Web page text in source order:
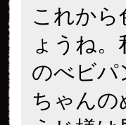
これか
ょうね
のべビパ
ちゃんの